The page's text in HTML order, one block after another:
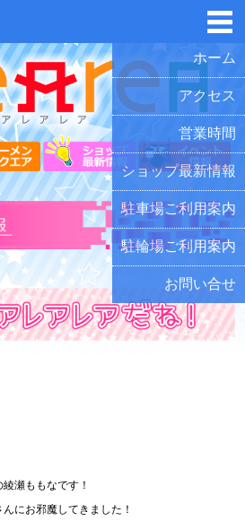
ホーム
アクセス
営業時間
ショップ最新情報
駐車場ご利用案内
駐輪場ご利用案内
お問い合せ
瀬ももなです！
にお邪魔してきました！